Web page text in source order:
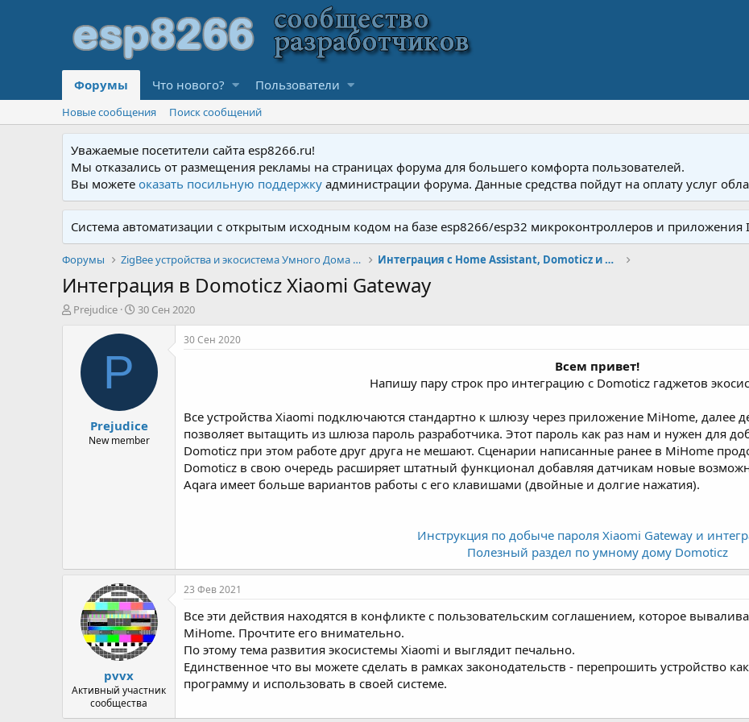
Форумы Что нового? Пользователи
Новые сообщения Поиск сообщений
Уважаемые посетители сайта esp8266.ru!
Мы отказались от размещения рекламы на страницах форума для большего комфорта пользователей.
Вы можетеоказать посильную поддержку администрации форума. Данные средства пойдут на оплату услуг
Система автоматизации с открытым исходным кодом на базе esp8266/esp32 микроконтроллеров и приложения
Форумы ZigBee устройства и экосистема Умного Дома XIAOMI Интеграция с Home Assistant, Domoticz и другими
Интеграция в Domoticz Xiaomi Gateway
А
Prejudice
Д
т
а
л
а
30 Сен 2020
P
Prejudice
New member
30 Сен 2020
Всем привет!
Напишу пару строк про интеграцию с Domoticz гаджетов
Все устройства Xiaomi подключаются стандартно к шлюзу через приложение MiHome, далее
позволяет вытащить из шлюза пароль разработчика. Этот пароль как раз нам и нужен для
Domoticz при этом работе друг друга не мешают. Сценарии написанные ранее в MiHome
Domoticz в свою очередь расширяет штатный функционал добавляя датчикам новые
Aqara имеет больше вариантов работы с его клавишами (двойные и долгие нажатия).
Инструкция по добыче пароля Xiaomi Gateway и
Полезный раздел по умному дому Domoticz
pvvx
Активный участник
сообщества
23 Фев 2021
Все эти действия находятся в конфликте с пользовательским соглашением, которое
MiHome. Прочтите его внимательно.
По этому тема развития экосистемы Xiaomi и выглядит печально.
Единственное что вы можете сделать в рамках законодательств - перепрошить устройство
программу и использовать в своей системе.